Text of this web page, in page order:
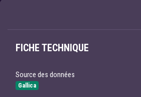
FICHE TECHNIQUE
Source des données
Gallica